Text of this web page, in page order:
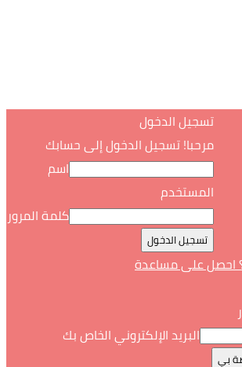
تسجيل الدخول
مرحبا! تسجيل الدخول إلى حسابك
اسم
المستخدم
كلمة المرور
احصل على مساعدة
البريد الإلكتروني الخاص بك